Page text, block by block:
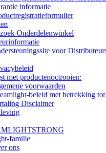
informatie
Onderdelenwinkel
voor
met productenoctrooien:
voorwaarden
beleid met betrekking
Disclaimer
familie
ons